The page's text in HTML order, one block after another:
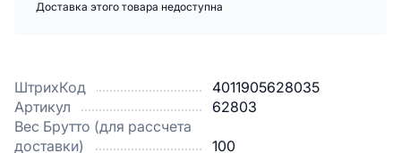
ШтрихКод
4011905628035
Артикул
62803
Вес Брутто (для рассчета
доставки)
100
Доставка этого товара недоступна